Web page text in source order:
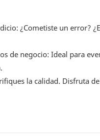
¿Cometiste un error?
de negocio: Ideal para
la calidad. Disfruta